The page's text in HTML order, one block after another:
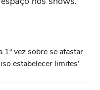
1ª vez sobre se afastar
estabelecer limites'